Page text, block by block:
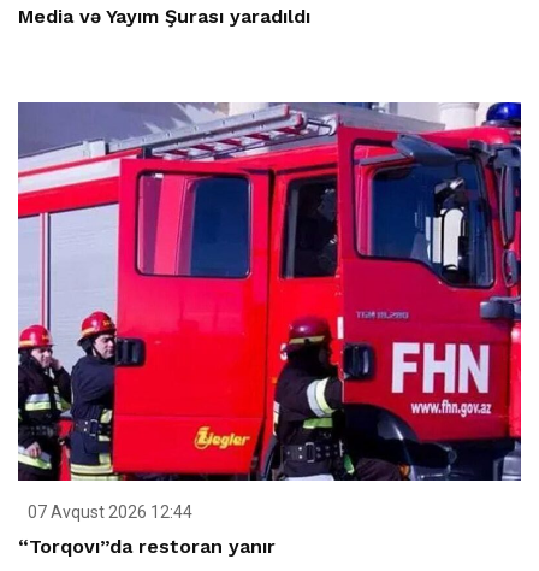
Media və Yayım Şurası yaradıldı
07 Avqust 2026 12:44
“Torqovı”da restoran yanır